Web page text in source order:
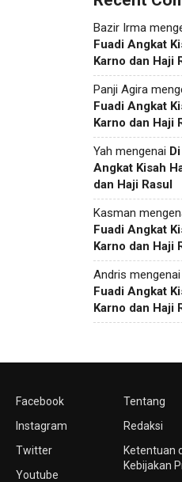
Bazir Irma
Fuadi Angkat
Karno dan Haji
Panji Agira
Fuadi Angkat
Karno dan Haji
Yah mengenai
Angkat Kisah
dan Haji Rasul
Kasman
Fuadi Angkat
Karno dan Haji
Andris mengenai
Fuadi Angkat
Karno dan Haji
Facebook
Instagram
Twitter
Youtube
Tentang
Redaksi
Ketentuan
Kebijakan